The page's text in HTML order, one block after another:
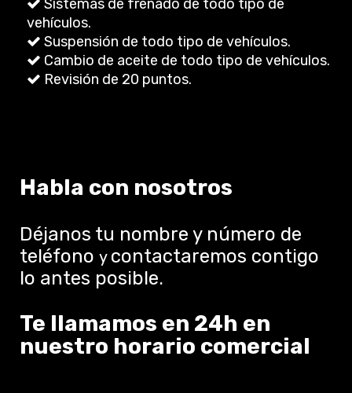
Sistemas de frenado de todo tipo de
vehículos.
Suspensión de todo tipo de vehículos.
Cambio de aceite de todo tipo de vehículos.
Revisión de 20 puntos.
Habla con nosotros
Déjanos tu nombre y número de
teléfono y contactaremos contigo
lo antes posible.
Te llamamos en 24h en
nuestro horario comercial